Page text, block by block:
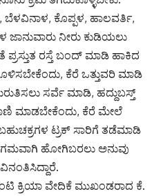
ಬೆಳವಿನಾಳ, ಕೊಪ್ಪಳ, ಹಾಲವರ್ತಿ,
ಜಾನುವಾರು ನೀರು ಕುಡಿಯಲು
ರಸ್ತೆ ಬಂದ್ ಮಾಡಿ ಹಾಕಿದ
ಕೆರೆ ಒತ್ತುವರಿ ಮಾಡಿ
ಸರ್ವೆ ಮಾಡಿ, ಹದ್ದುಬಸ್ತ್
ಮಾಡಬೇಕೆಂದು, ಕೆರೆ ಮೇಲೆ
ಟ್ರಕ್ ಸಾರಿಗೆ ತಡೆಮಾಡಿ
ಹೋಗಿಬರಲು ಅನುವು
ಕ್ರಿಯಾ ವೇದಿಕೆ ಮುಖಂಡರಾದ ಕೆ.